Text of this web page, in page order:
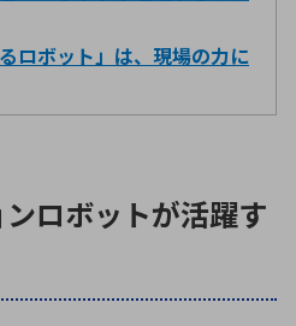
部品小ロット
ロボット」は、現場の力に
ロボットが活躍す